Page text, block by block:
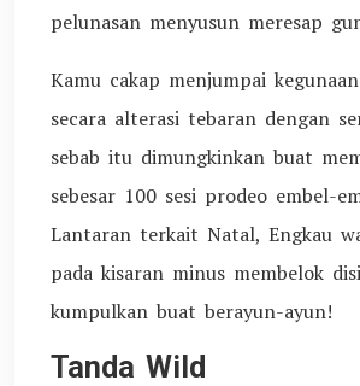
pelunasan menyusun meresap
Kamu cakap menjumpai
secara alterasi tebaran dengan
sebab itu dimungkinkan buat
sebesar 100 sesi prodeo embel-
Lantaran terkait Natal, Engkau
pada kisaran minus membelok
kumpulkan buat berayun-ayun!
Tanda Wild